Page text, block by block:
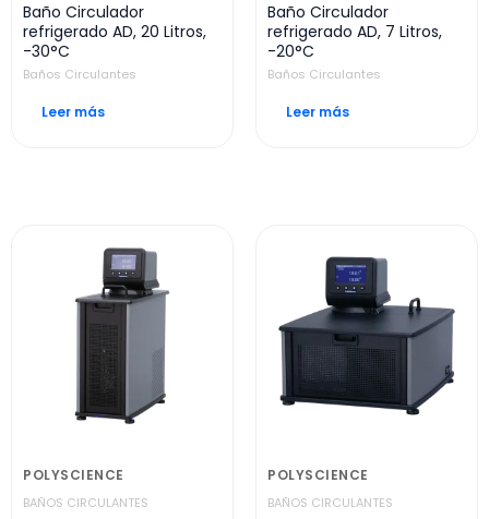
Baño Circulador
refrigerado AD, 20 Litros,
-30°C
Baños Circulantes
Leer más
Baño Circulador
refrigerado AD, 7 Litros,
-20°C
Baños Circulantes
Leer más
POLYSCIENCE
BAÑOS CIRCULANTES
POLYSCIENCE
BAÑOS CIRCULANTES